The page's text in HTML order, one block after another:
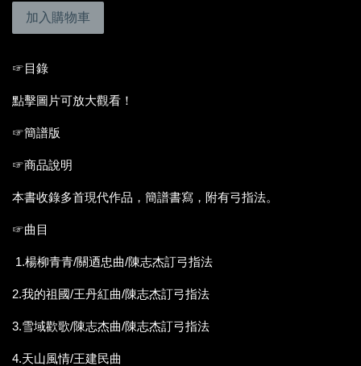
加入購物車
☞目錄
點擊圖片可放大觀看！
☞簡譜版
☞商品說明
本書收錄多首現代作品，簡譜書寫，附有弓指法。
☞曲目
1.楊柳青青/關迺忠曲/陳志杰訂弓指法
2.我的祖國/王丹紅曲/陳志杰訂弓指法
3.雪域歡歌/陳志杰曲/陳志杰訂弓指法
4.天山風情/王建民曲